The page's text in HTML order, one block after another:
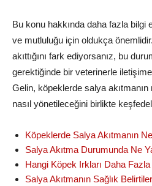
Bu konu hakkında daha fazla bilgi
ve mutluluğu için oldukça
akıttığını fark ediyorsanız, bu
gerektiğinde bir veterinerle
Gelin, köpeklerde salya
nasıl yönetileceğini birlikte
Köpeklerde Salya Akıtmanın
Salya Akıtma Durumunda Ne
Hangi Köpek Irkları Daha
Salya Akıtmanın Sağlık